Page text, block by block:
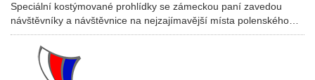
Speciální kostýmované prohlídky se zámeckou paní zavedou
návštěvníky a návštěvnice na nejzajímavější místa polenského…